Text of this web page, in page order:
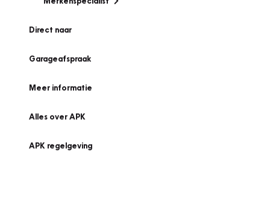
Direct naar
Garageafspraak
Meer informatie
Alles over APK
APK regelgeving